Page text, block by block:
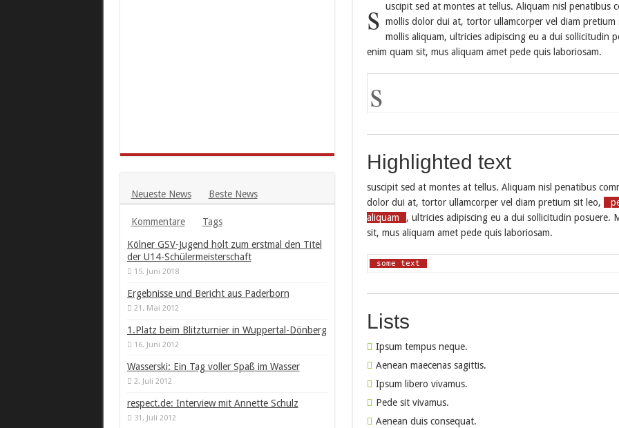
s uscipit sed at montes at tellus. Aliquam nisl penatibus
mollis dolor dui at, tortor ullamcorper vel diam pretium
mollis aliquam, ultricies adipiscing eu a dui sollicitudin
enim quam sit, mus aliquam amet pede quis laboriosam.
s
Highlighted text
suscipit sed at montes at tellus. Aliquam nisl penatibus
dolor dui at, tortor ullamcorper vel diam pretium sit leo,
aliquam
, ultricies adipiscing eu a dui sollicitudin posuere.
sit, mus aliquam amet pede quis laboriosam.
some text
Lists
Ipsum tempus neque.
Aenean maecenas sagittis.
Ipsum libero vivamus.
Pede sit vivamus.
Aenean duis consequat.
Neueste News Beste News
Kommentare Tags
Kölner GSV-Jugend holt zum erstmal den Titel
der U14-Schülermeisterschaft
15. Juni 2018
Ergebnisse und Bericht aus Paderborn
21. Mai 2012
1.Platz beim Blitzturnier in Wuppertal-Dönberg
16. Juni 2012
Wasserski: Ein Tag voller Spaß im Wasser
2. Juli 2012
respect.de: Interview mit Annette Schulz
31. Juli 2012